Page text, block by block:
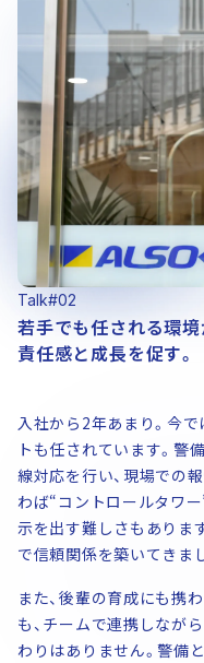
Talk#02
若手でも任される環境
責任感と成長を促す。
入社から2年あまり。今
トも任されています。警
線対応を行い、現場での
わば“コントロールタワ
示を出す難しさもありま
で信頼関係を築いてきま
また、後輩の育成にも携
も、チームで連携しなが
わりはありません。警備